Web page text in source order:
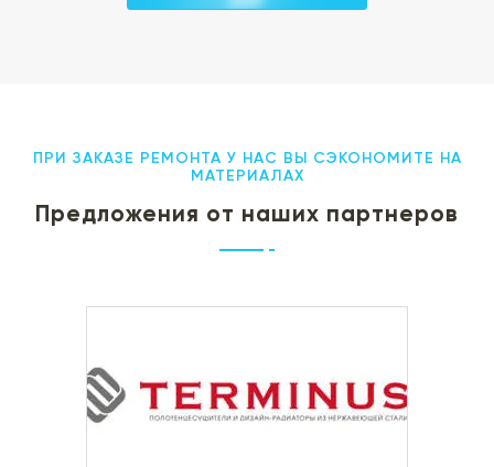
ПРИ ЗАКАЗЕ РЕМОНТА У НАС ВЫ СЭКОНОМИТЕ НА
МАТЕРИАЛАХ
Предложения от наших партнеров